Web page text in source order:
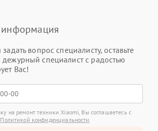
информация
задать вопрос специалисту, оставьте
специалист с радостью
Вас!
на ремонт техники Xiaomi, Вы соглашаетесь с
Политикой конфиденциальности